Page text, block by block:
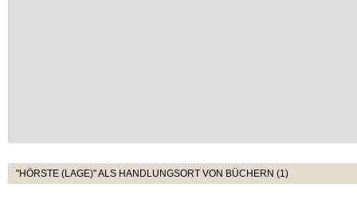
"HÖRSTE (LAGE)" ALS HANDLUNGSORT VON BÜCHERN (1)